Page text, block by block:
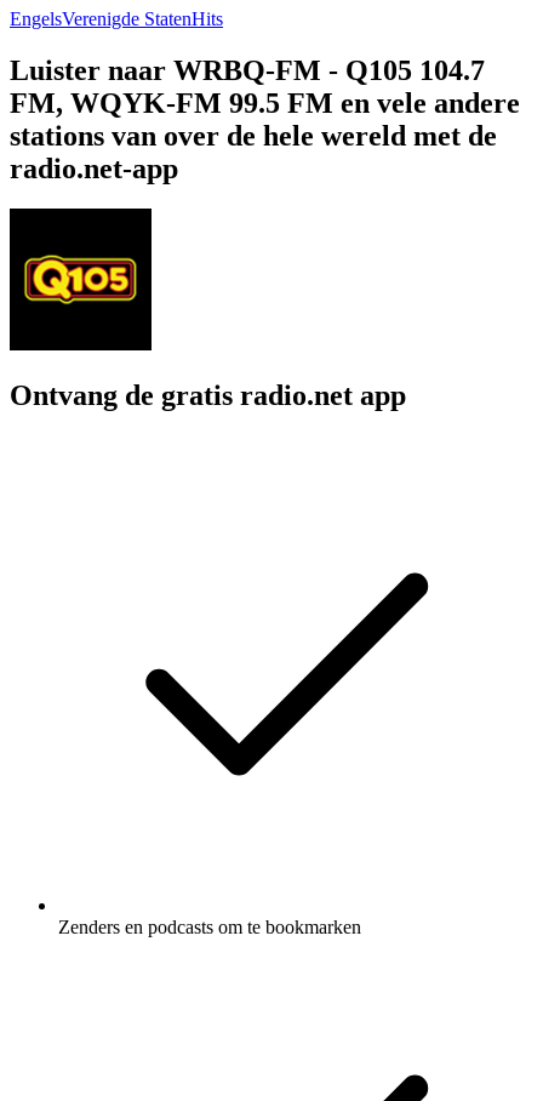
EngelsVerenigde StatenHits
Luister naar WRBQ-FM - Q105 104.7
FM, WQYK-FM 99.5 FM en vele andere
stations van over de hele wereld met de
radio.net-app
Ontvang de gratis radio.net app
Zenders en podcasts om te bookmarken